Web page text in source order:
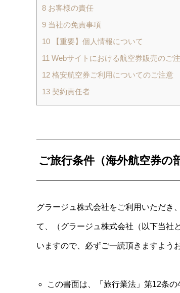
8 お客様の責任
9 当社の免責事項
10 【重要】個人情報について
11 Webサイトにおける航空券販売のご
12 格安航空券ご利用についてのご注意
13 契約責任者
ご旅行条件（海外航空券の
グラージュ株式会社をご利用いただき
て、（グラージュ株式会社（以下当社
いますので、必ずご一読頂きますよう
この書面は、「旅行業法」第12条